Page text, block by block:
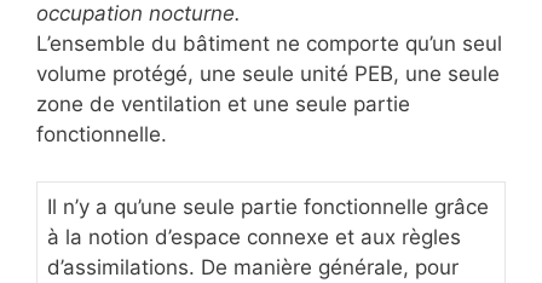
occupation nocturne.
L’ensemble du bâtiment ne comporte qu’un seul
volume protégé, une seule unité PEB, une seule
zone de ventilation et une seule partie
fonctionnelle.
Il n’y a qu’une seule partie fonctionnelle grâce
à la notion d’espace connexe et aux règles
d’assimilations. De manière générale, pour